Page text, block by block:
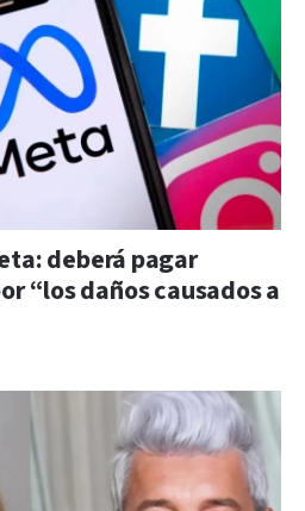
deberá pagar
“los daños causados a